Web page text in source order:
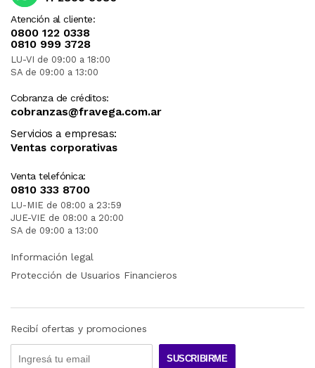
Atención al cliente:
0800 122 0338
0810 999 3728
LU-VI de 09:00 a 18:00
SA de 09:00 a 13:00
Cobranza de créditos:
cobranzas@fravega.com.ar
Servicios a empresas:
Ventas corporativas
Venta telefónica:
0810 333 8700
LU-MIE de 08:00 a 23:59
JUE-VIE de 08:00 a 20:00
SA de 09:00 a 13:00
Información legal
Protección de Usuarios Financieros
Recibí ofertas y promociones
SUSCRIBIRME